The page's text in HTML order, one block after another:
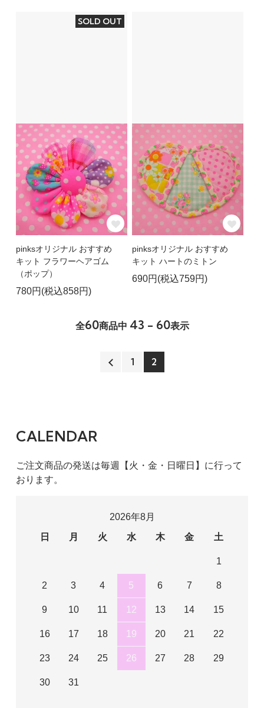
SOLD OUT
pinksオリジナル おすすめ
キット フラワーヘアゴム
（ポップ）
780円(税込858円)
pinksオリジナル おすすめ
キット ハートのミトン
690円(税込759円)
全60商品中 43 - 60表示
1 2
CALENDAR
ご注文商品の発送は毎週【火・金・日曜日】に行って
おります。
2026年8月
日
月 火 水 木 金 土
1
2 3 4 5 6 7 8
9 10 11 12 13 14 15
16 17 18 19 20 21 22
23 24 25 26 27 28 29
30 31